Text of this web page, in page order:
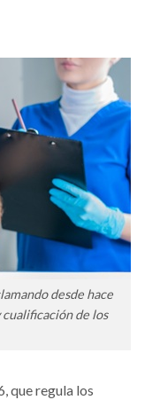
desde hace
de los
que regula los